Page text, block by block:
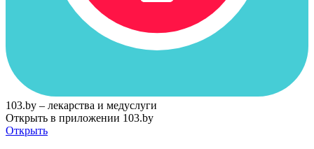
103.by – лекарства и медуслуги
Открыть в приложении 103.by
Открыть